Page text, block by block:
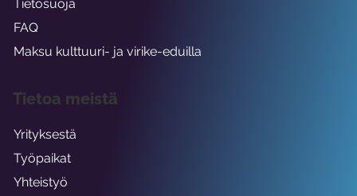
Tietosuoja
FAQ
Maksu kulttuuri- ja virike-eduilla
Tietoa meistä
Yrityksestä
Työpaikat
Yhteistyö